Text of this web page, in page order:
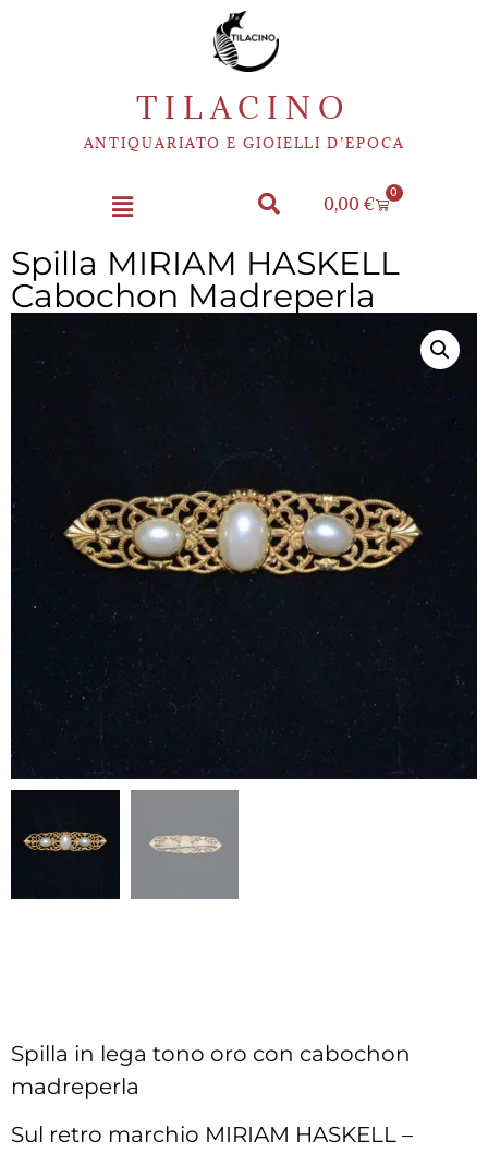
TILACINO
ANTIQUARIATO E GIOIELLI D’EPOCA
0,00 €
0
Spilla MIRIAM HASKELL
Cabochon Madreperla
Spilla in lega tono oro con cabochon
madreperla
Sul retro marchio MIRIAM HASKELL –